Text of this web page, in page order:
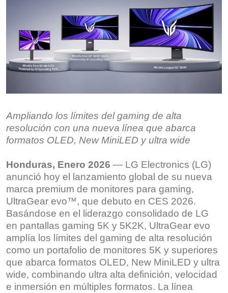
Ampliando los límites del gaming de alta
resolución con una nueva línea que abarca
formatos OLED, New MiniLED y ultra wide
Honduras, Enero 2026 — LG Electronics (LG)
anunció hoy el lanzamiento global de su nueva
marca premium de monitores para gaming,
UltraGear evo™, que debuto en CES 2026.
Basándose en el liderazgo consolidado de LG
en pantallas gaming 5K y 5K2K, UltraGear evo
amplía los límites del gaming de alta resolución
como un portafolio de monitores 5K y superiores
que abarca formatos OLED, New MiniLED y ultra
wide, combinando ultra alta definición, velocidad
e inmersión en múltiples formatos. La línea